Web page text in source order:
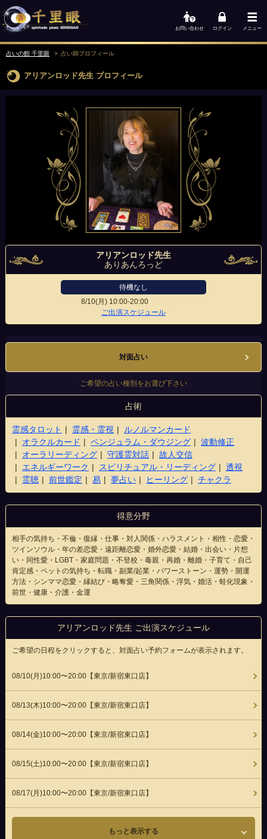
お問い合わせ ログイン メニュー
占いの館 千里眼 占い師プロフィール
アリアンロッド先生 プロフィール
アリアンロッド先生
ありあんろっど
待機なし
8/10(月) 10:00-20:00
ご出演スケジュール
対面占い
ご希望の占い種別をお選び下さい
占術
霊感タロット 霊感・霊視
ルノルマンカード
オラクルカード
ペンジュラム・ダウジング
波動修正
オーラリーディング
守護霊対話
故人交信
エネルギーワーク
スピリチュアル・リーディング
透視
霊聴
前世鑑定 易 夢占い ヒーリング チャクラ
得意分野
相手の気持ち・不倫・復縁・仕事・対人関係・ハラスメント・相性・恋愛・
ツインソウル・年の差恋愛・遠距離恋愛・婚外恋愛・結婚・出会い・片想
い・同性愛・LGBT・家庭問題・不登校・毒親・再婚・離婚・子育て・自己
肯定感・ペットの気持ち・転職・副業/起業・パワーストーン・運勢・開運
方法・シンママ恋愛・縁結び・略奪愛・三角関係・浮気・婚活・蛙化現象・
前世・健康・介護・金運
アリアンロッド先生 ご出演スケジュール
ご希望の日程をクリックすると、対面占い予約フォームが表示されます。
08/10(月 )10:00〜20:00【東京/新宿東口店】
08/13(木)10:00〜20:00【東京/新宿東口店】
08/14(金)10:00〜20:00【東京/新宿東口店】
08/15(土)10:00〜20:00【東京/新宿東口店】
08/17(月 )10:00〜20:00【東京/新宿東口店】
もっと表示する